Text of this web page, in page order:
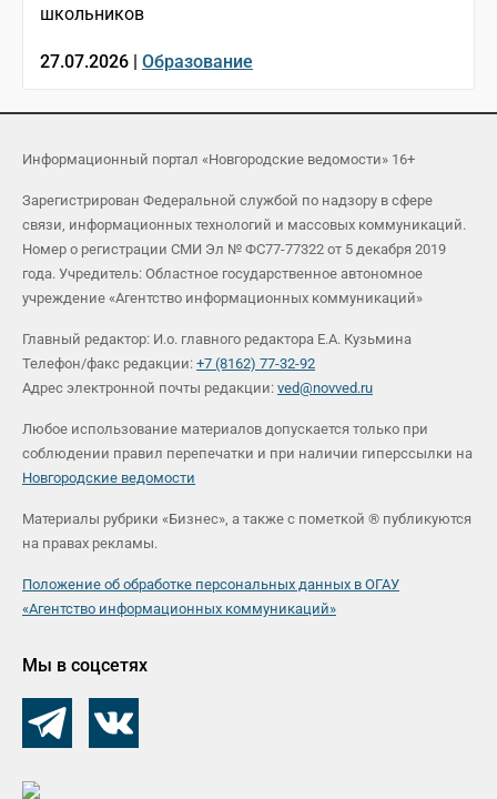
школьников
27.07.2026 | Образование
Информационный портал «Новгородские ведомости» 16+
Зарегистрирован Федеральной службой по надзору в сфере
связи, информационных технологий и массовых коммуникаций.
Номер о регистрации СМИ Эл № ФС77-77322 от 5 декабря 2019
года. Учредитель: Областное государственное автономное
учреждение «Агентство информационных коммуникаций»
Главный редактор: И.о. главного редактора Е.А. Кузьмина
Телефон/факс редакции: +7 (8162) 77-32-92
Адрес электронной почты редакции: ved@novved.ru
Любое использование материалов допускается только при
соблюдении правил перепечатки и при наличии гиперссылки на
Новгородские ведомости
Материалы рубрики «Бизнес», а также с пометкой ® публикуются
на правах рекламы.
Положение об обработке персональных данных в ОГАУ
«Агентство информационных коммуникаций»
Мы в соцсетях